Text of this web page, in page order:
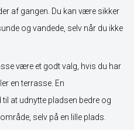
af gangen. Du kan være sikker
og vandede, selv når du ikke
være et godt valg, hvis du har
en terrasse. En
at udnytte pladsen bedre og
selv på en lille plads.